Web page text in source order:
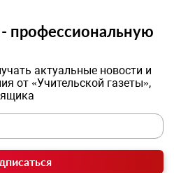
профессиональную
актуальные новости и
от «Учительской газеты»,